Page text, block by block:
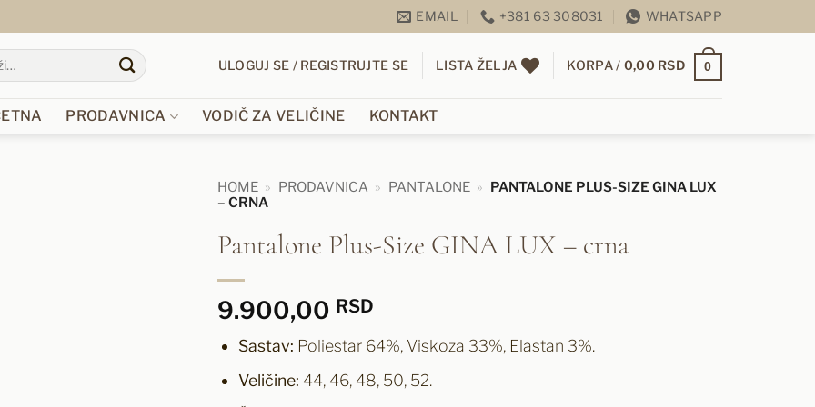
EMAIL +381 63 308031 WHATSAPP
ULOGUJ SE / REGISTRUJTE SE LISTA ŽELJA KORPA / 0,00 RSD 0
PRODAVNICA VODIČ ZA VELIČINE KONTAKT
HOME » PRODAVNICA » PANTALONE » PANTALONE PLUS-SIZE GINA LUX
– CRNA
Pantalone Plus-Size GINA LUX – crna
9.900,00 RSD
Sastav: Poliestar 64%, Viskoza 33%, Elastan 3%.
Veličine: 44, 46, 48, 50, 52.